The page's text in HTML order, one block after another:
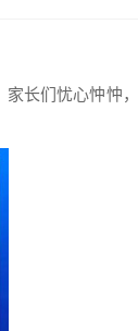
家长们忧心忡忡，